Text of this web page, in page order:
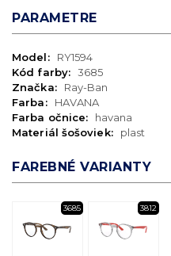
PARAMETRE
Model:
RY1594
Kód farby: 3685
Značka:
Ray-Ban
Farba:
HAVANA
Farba očnice:
havana
Materiál šošoviek:
plast
FAREBNÉ VARIANTY
3685 3812